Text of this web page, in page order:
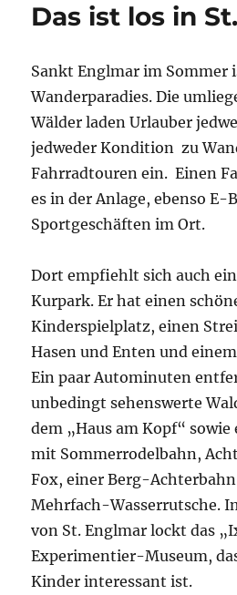
Das ist los in
Sankt Englmar im Sommer
Wanderparadies. Die
Wälder laden Urlauber
jedweder Kondition zu
Fahrradtouren ein. Einen
es in der Anlage, ebenso E-
Sportgeschäften im Ort.
Dort empfiehlt sich auch
Kurpark. Er hat einen
Kinderspielplatz, einen
Hasen und Enten und
Ein paar Autominuten
unbedingt sehenswerte
dem „Haus am Kopf“
mit Sommerrodelbahn,
Fox, einer Berg-
Mehrfach-Wasserrutsche.
von St. Englmar lockt das
Experimentier-Museum,
Kinder interessant ist.